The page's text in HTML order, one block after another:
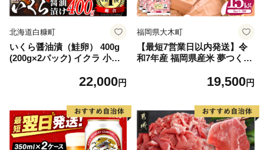
北海道白糠町
いくら醤油漬（鮭卵） 400g
(200g×2パック) イクラ 小分
くら醤油漬け 鮭 鮭卵 ikura
大好評品 北海道 白糠町
22,000円
福岡県大木町
【最短7営業日以内発送】令
和7年産 福岡県産米 夢つくし
19,500円